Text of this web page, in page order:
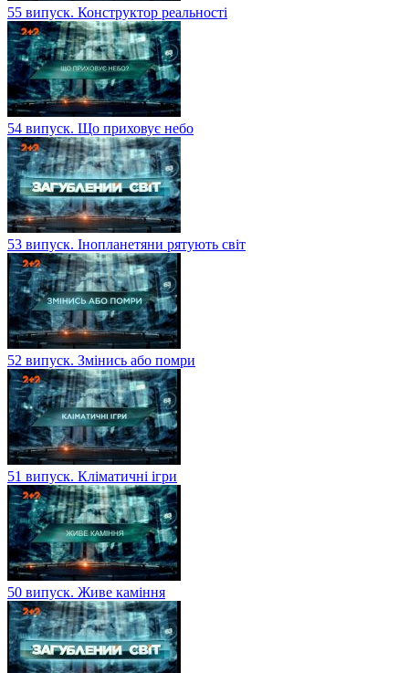
55 випуск. Конструктор реальності
54 випуск. Що приховує небо
53 випуск. Інопланетяни рятують світ
52 випуск. Змінись або помри
51 випуск. Кліматичні ігри
50 випуск. Живе каміння